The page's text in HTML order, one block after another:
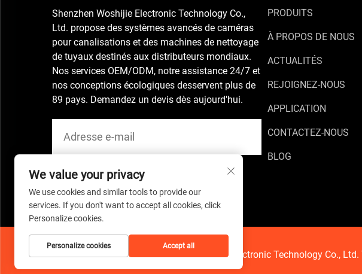
Shenzhen Woshijie Electronic Technology Co.,
Ltd. propose des systèmes avancés de caméras
pour canalisations et des machines de nettoyage
de tuyaux destinés aux distributeurs mondiaux.
Nos services OEM/ODM, notre assistance 24/7 et
nos conceptions écologiques desservent plus de
89 pays. Demandez un devis dès aujourd'hui.
PRODUITS
À PROPOS DE NOUS
ACTUALITÉS
REJOIGNEZ-NOUS
APPLICATION
CONTACTEZ-NOUS
BLOG
Copyright © 2026 China Shenzhen Woshijie Electronic Technology Co., Ltd.
We value your privacy
We use cookies and similar tools to provide our
services. If you don't want to accept all cookies, click
Personalize cookies.
Personalize cookies Accept all